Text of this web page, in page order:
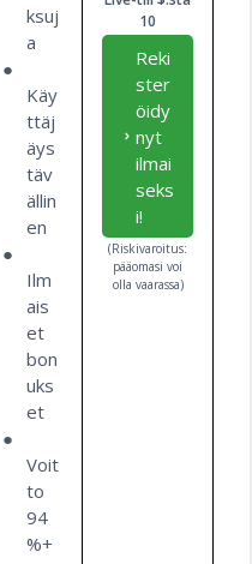
ksuj
a
Käy
ttäj
äys
täv
ällin
en
Ilm
ais
et
bon
uks
et
Voit
to
94
%+
10
Reki
ster
öidy
nyt
ilmai
seks
i!
(Riskivaroitus:
pääomasi voi
olla vaarassa)